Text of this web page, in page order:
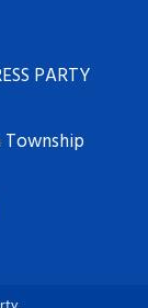
PARTY
Township